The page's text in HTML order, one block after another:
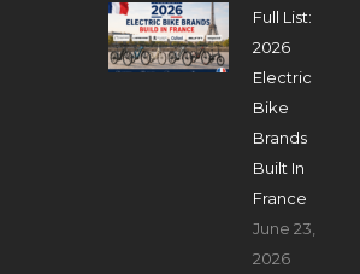
Full List:
2026
Electric
Bike
Brands
Built In
France
June 23,
2026